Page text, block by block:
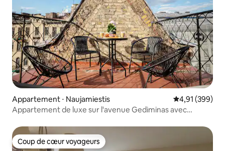
Appartement ⋅ Naujamiestis Évaluation
4,91 (399)
Appartement de luxe sur l'avenue Gediminas avec
Coup de cœur voyageurs
Coup de cœur voyageurs